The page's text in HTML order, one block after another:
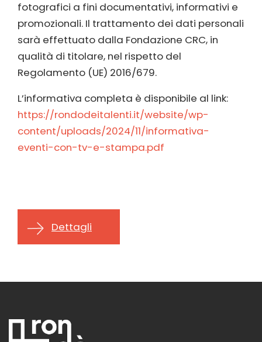
fotografici a fini documentativi, informativi e
promozionali. Il trattamento dei dati personali
sarà effettuato dalla Fondazione CRC, in
qualità di titolare, nel rispetto del
Regolamento (UE) 2016/679.
L’informativa completa è disponibile al link:
https://rondodeitalenti.it/website/wp-
content/uploads/2024/11/informativa-
eventi-con-tv-e-stampa.pdf
Dettagli